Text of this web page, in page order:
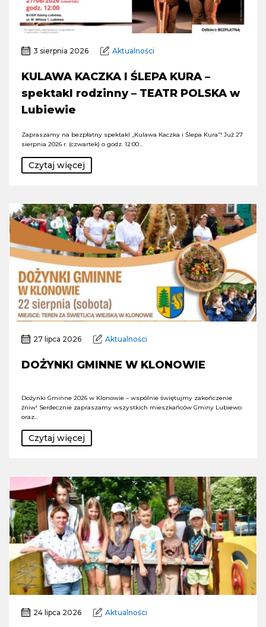
3 sierpnia 2026 Aktualności
KULAWA KACZKA I ŚLEPA KURA –
spektakl rodzinny – TEATR POLSKA w
Lubiewie
Zapraszamy na bezpłatny spektakl „Kulawa Kaczka i Ślepa Kura”! Już 27
sierpnia 2026 r. (czwartek) o godz. 12:00…
Czytaj więcej
27 lipca 2026 Aktualności
DOŻYNKI GMINNE W KLONOWIE
Dożynki Gminne 2026 w Klonowie – wspólnie świętujmy zakończenie
żniw! Serdecznie zapraszamy wszystkich mieszkańców Gminy Lubiewo
oraz…
Czytaj więcej
24 lipca 2026 Aktualności